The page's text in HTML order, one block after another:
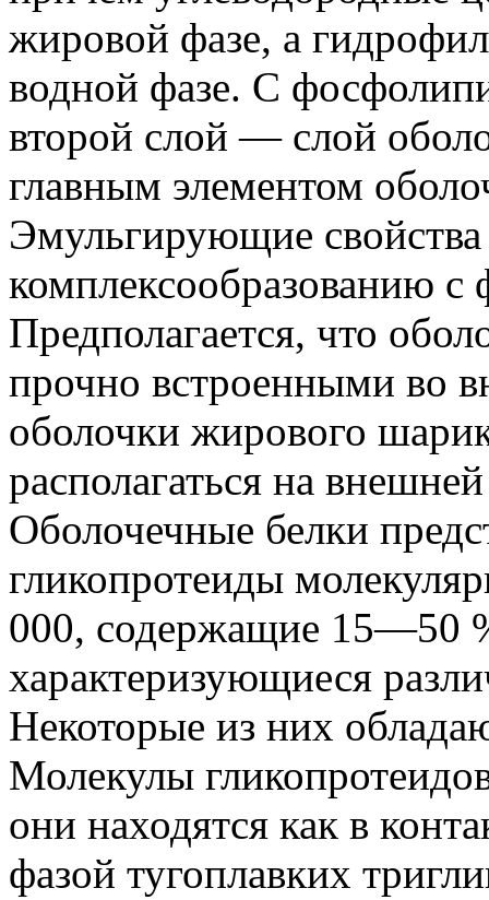
жировой фазе, а
водной фазе. С
второй слой — слой
главным элементом
Эмульгирующие свойства
комплексообразованию
Предполагается, что
прочно встроенными во
оболочки жирового
располагаться на
Оболочечные белки
гликопротеиды
000, содержащие 15—50
характеризующиеся
Некоторые из них
Молекулы
они находятся как в
фазой тугоплавких